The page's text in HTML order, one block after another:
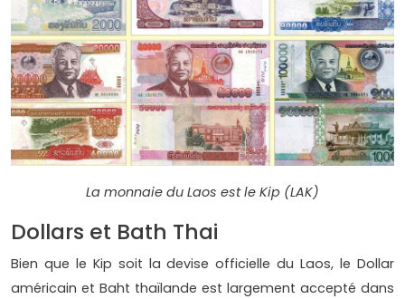
La monnaie du Laos est le Kip (LAK)
Dollars et Bath Thai
Bien que le Kip soit la devise officielle du Laos, le Dollar
américain et Baht thaïlande est largement accepté dans